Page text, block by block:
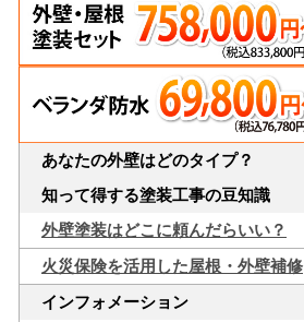
あなたの外壁はどのタイプ？
知って得する塗装工事の豆知識
外壁塗装はどこに頼んだらいい？
火災保険を活用した屋根・外壁補修
インフォメーション